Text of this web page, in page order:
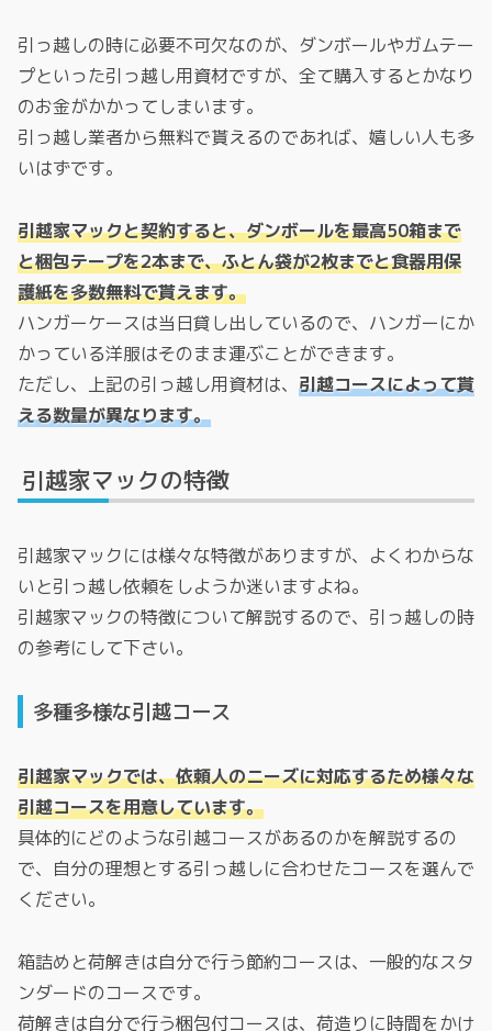
引っ越しの時に必要不可欠なのが、ダンボールやガムテー
プといった引っ越し用資材ですが、全て購入するとかなり
のお金がかかってしまいます。
引っ越し業者から無料で貰えるのであれば、嬉しい人も多
いはずです。
引越家マックと契約すると、ダンボールを最高50箱まで
と梱包テープを2本まで、ふとん袋が2枚までと食器用保
護紙を多数無料で貰えます。
ハンガーケースは当日貸し出しているので、ハンガーにか
かっている洋服はそのまま運ぶことができます。
ただし、上記の引っ越し用資材は、 引越コースによって貰
える数量が異なります。
引越家マックの特徴
引越家マックには様々な特徴がありますが、よくわからな
いと引っ越し依頼をしようか迷いますよね。
引越家マックの特徴について解説するので、引っ越しの時
の参考にして下さい。
多種多様な引越コース
引越家マックでは、依頼人のニーズに対応するため様々な
引越コースを用意しています。
具体的にどのような引越コースがあるのかを解説するの
で、自分の理想とする引っ越しに合わせたコースを選んで
ください。
箱詰めと荷解きは自分で行う節約コースは、一般的なスタ
ンダードのコースです。
荷解きは自分で行う梱包付コースは、荷造りに時間をかけ